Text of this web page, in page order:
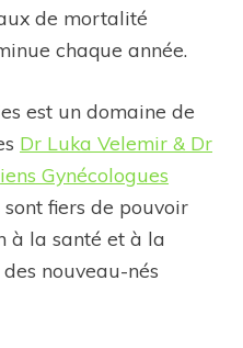
de mortalité
chaque année.
est un domaine de
Dr Luka Velemir & Dr
Gynécologues
fiers de pouvoir
à la santé et à la
nouveau-nés